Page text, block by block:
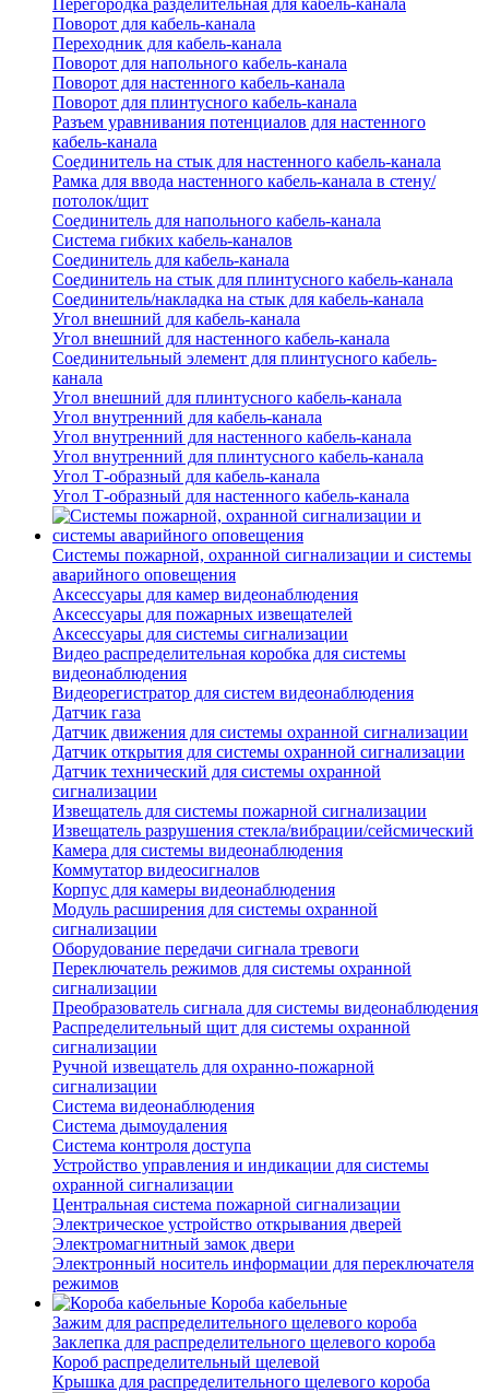
Перегородка разделительная для кабель-канала
Поворот для кабель-канала
Переходник для кабель-канала
Поворот для напольного кабель-канала
Поворот для настенного кабель-канала
Поворот для плинтусного кабель-канала
Разъем уравнивания потенциалов для настенного
кабель-канала
Соединитель на стык для настенного кабель-канала
Рамка для ввода настенного кабель-канала в стену/
потолок/щит
Соединитель для напольного кабель-канала
Система гибких кабель-каналов
Соединитель для кабель-канала
Соединитель на стык для плинтусного кабель-канала
Соединитель/накладка на стык для кабель-канала
Угол внешний для кабель-канала
Угол внешний для настенного кабель-канала
Соединительный элемент для плинтусного кабель-
канала
Угол внешний для плинтусного кабель-канала
Угол внутренний для кабель-канала
Угол внутренний для настенного кабель-канала
Угол внутренний для плинтусного кабель-канала
Угол Т-образный для кабель-канала
Угол Т-образный для настенного кабель-канала
Системы пожарной, охранной сигнализации и системы
аварийного оповещения
Аксессуары для камер видеонаблюдения
Аксессуары для пожарных извещателей
Аксессуары для системы сигнализации
Видео распределительная коробка для системы
видеонаблюдения
Видеорегистратор для систем видеонаблюдения
Датчик газа
Датчик движения для системы охранной сигнализации
Датчик открытия для системы охранной сигнализации
Датчик технический для системы охранной
сигнализации
Извещатель для системы пожарной сигнализации
Извещатель разрушения стекла/вибрации/сейсмический
Камера для системы видеонаблюдения
Коммутатор видеосигналов
Корпус для камеры видеонаблюдения
Модуль расширения для системы охранной
сигнализации
Оборудование передачи сигнала тревоги
Переключатель режимов для системы охранной
сигнализации
Преобразователь сигнала для системы видеонаблюдения
Распределительный щит для системы охранной
сигнализации
Ручной извещатель для охранно-пожарной
сигнализации
Система видеонаблюдения
Система дымоудаления
Система контроля доступа
Устройство управления и индикации для системы
охранной сигнализации
Центральная система пожарной сигнализации
Электрическое устройство открывания дверей
Электромагнитный замок двери
Электронный носитель информации для переключателя
режимов
Короба кабельные
Зажим для распределительного щелевого короба
Заклепка для распределительного щелевого короба
Короб распределительный щелевой
Крышка для распределительного щелевого короба